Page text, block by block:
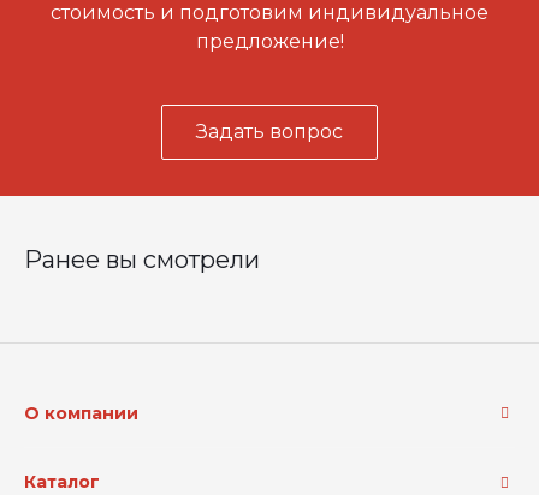
стоимость и подготовим индивидуальное
предложение!
Задать вопрос
Ранее вы смотрели
О компании
Каталог